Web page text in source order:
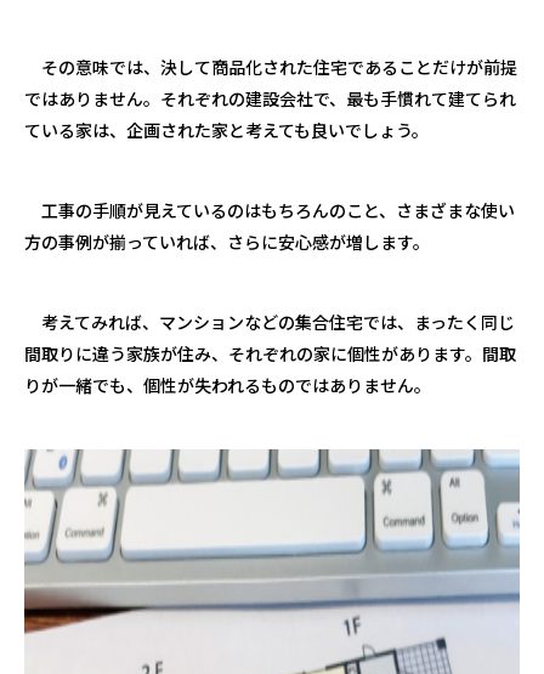
その意味では、決して商品化された住宅であることだけが前提
ではありません。それぞれの建設会社で、最も手慣れて建てられ
ている家は、企画された家と考えても良いでしょう。
工事の手順が見えているのはもちろんのこと、さまざまな使い
方の事例が揃っていれば、さらに安心感が増します。
考えてみれば、マンションなどの集合住宅では、まったく同じ
間取りに違う家族が住み、それぞれの家に個性があります。間取
りが一緒でも、個性が失われるものではありません。